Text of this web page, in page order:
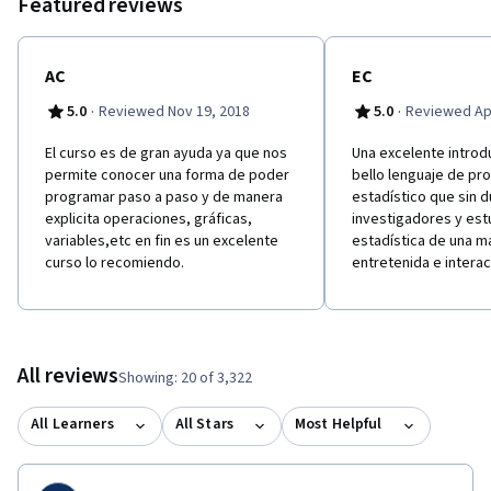
AC
5.0 · Reviewed Nov 19, 2018
El curso es de gran ayuda ya que nos
permite conocer una forma de poder
programar paso a paso y de manera
explicita operaciones, gráficas,
variables,etc en fin es un excelente
curso lo recomiendo.
EC
5.0 · Reviewed
Una excelente
bello lenguaje de
estadístico que sin
investigadores y
estadística de una
entretenida e
All reviewsShowing: 20 of 3,322
All Learners All Stars Most Helpful